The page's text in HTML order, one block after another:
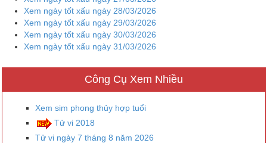
Xem ngày tốt xấu ngày 28/03/2026
Xem ngày tốt xấu ngày 29/03/2026
Xem ngày tốt xấu ngày 30/03/2026
Xem ngày tốt xấu ngày 31/03/2026
Công Cụ Xem Nhiều
Xem sim phong thủy hợp tuổi
Tử vi 2018
Tử vi ngày 7 tháng 8 năm 2026